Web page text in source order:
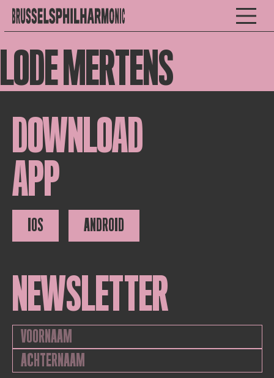
LODE MERTENS
DOWNLOAD
APP
IOS ANDROID
NEWSLETTER